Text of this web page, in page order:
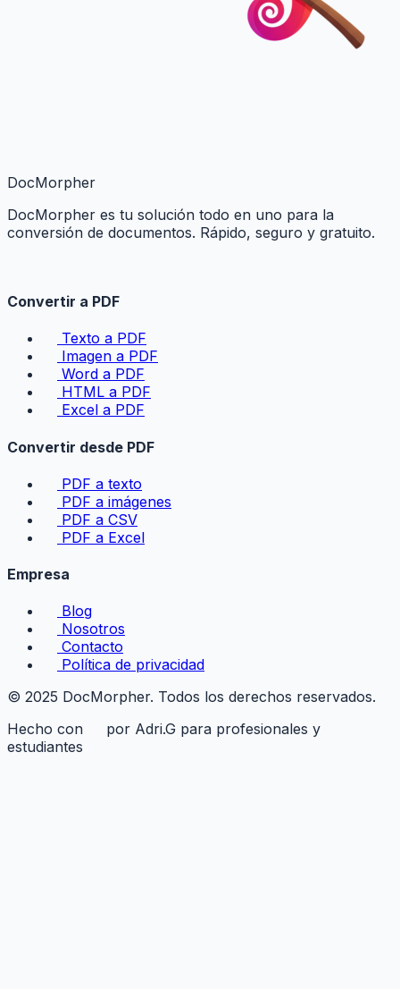
DocMorpher
DocMorpher es tu solución todo en uno para la
conversión de documentos. Rápido, seguro y gratuito.
Convertir a PDF
Texto a PDF
Imagen a PDF
Word a PDF
HTML a PDF
Excel a PDF
Convertir desde PDF
PDF a texto
PDF a imágenes
PDF a CSV
PDF a Excel
Empresa
Blog
Nosotros
Contacto
Política de privacidad
© 2025 DocMorpher. Todos los derechos reservados.
Hecho con
por Adri.G para profesionales y
estudiantes